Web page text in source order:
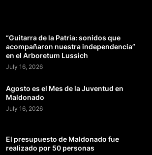
“Guitarra de la Patria: sonidos que
acompañaron nuestra independencia”
en el Arboretum Lussich
July 16, 2026
Agosto es el Mes de la Juventud en
Maldonado
July 16, 2026
El presupuesto de Maldonado fue
realizado por 50 personas